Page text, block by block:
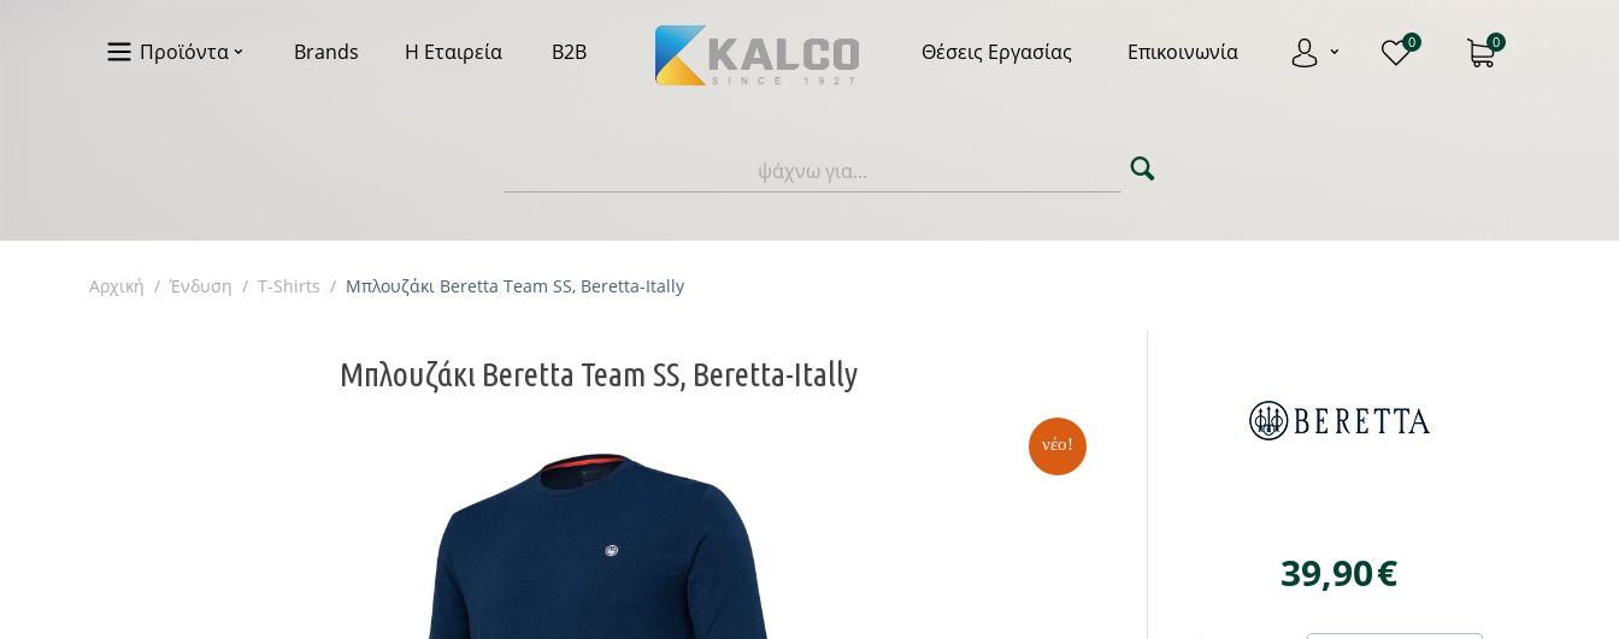
Προϊόντα Brands Η Εταιρεία B2B Θέσεις Εργασίας Επικοινωνία 0 0
Αρχική / Ένδυση / T-Shirts / Μπλουζάκι Beretta Team SS, Beretta-Itally
Μπλουζάκι Beretta Team SS, Beretta-Itally
νέο!
39,90€